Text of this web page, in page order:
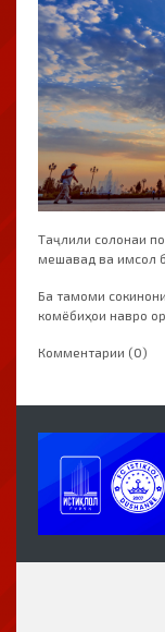
Таҷлили солонаи
мешавад ва имсол
Ба тамоми
комёбиҳои навро
Комментарии (0)